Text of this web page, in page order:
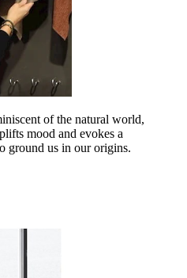
of the natural world,
mood and evokes a
ground us in our origins.